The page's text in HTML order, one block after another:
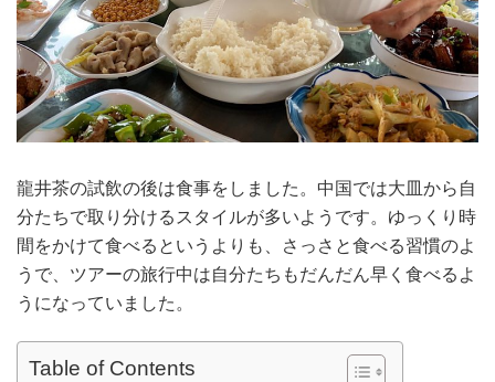
龍井茶の試飲の後は食事をしました。中国では大皿から自
分たちで取り分けるスタイルが多いようです。ゆっくり時
間をかけて食べるというよりも、さっさと食べる習慣のよ
うで、ツアーの旅行中は自分たちもだんだん早く食べるよ
うになっていました。
Table of Contents